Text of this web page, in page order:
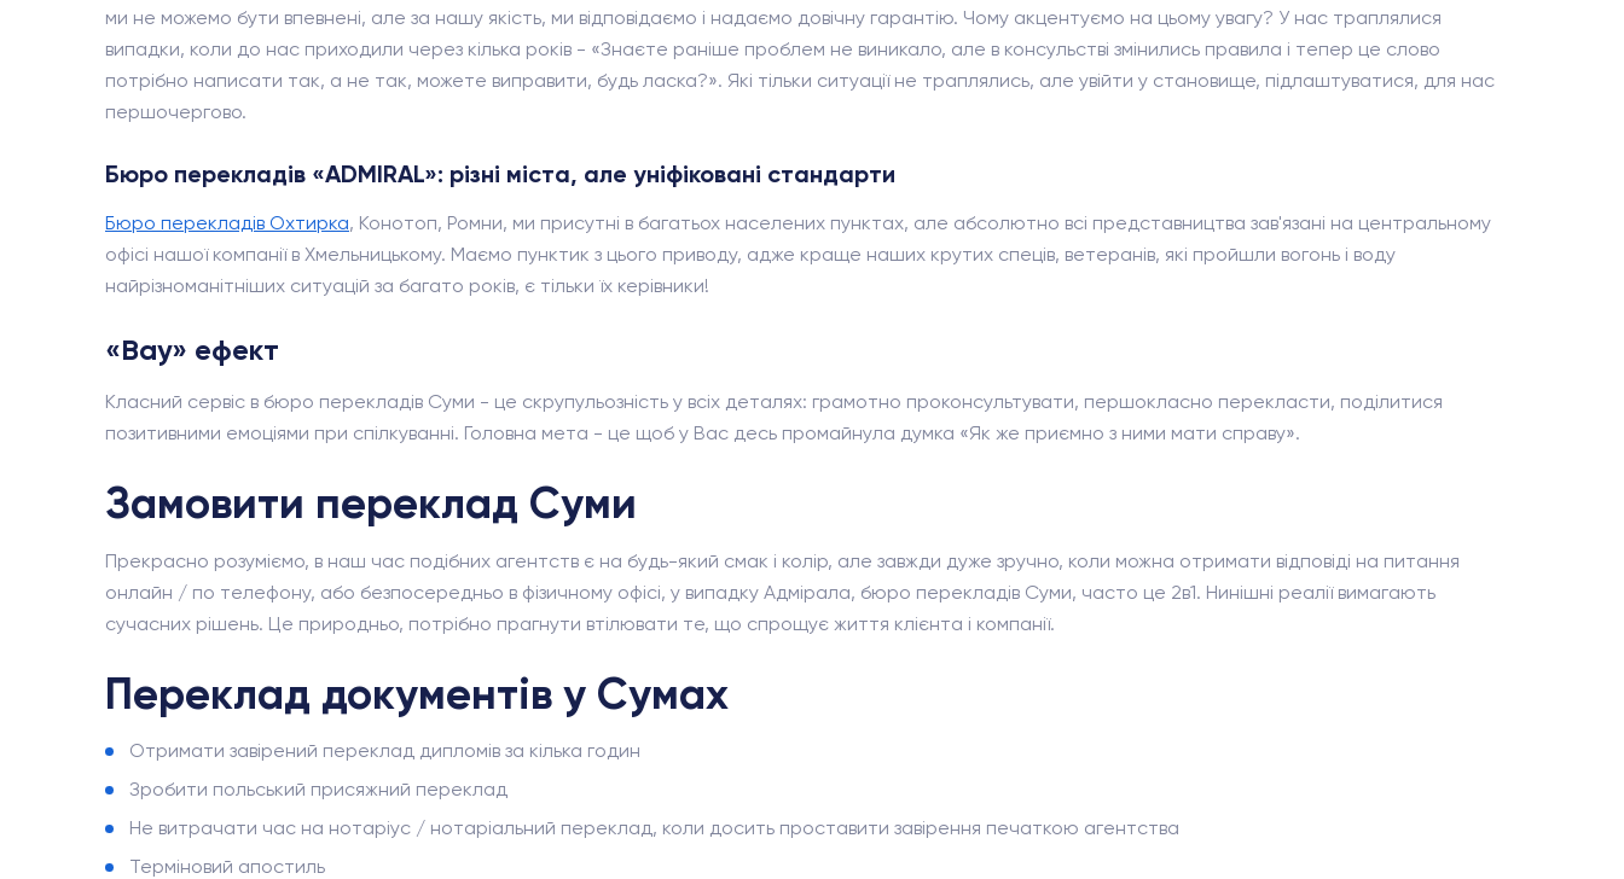
ми не можемо бути впевнені, але за нашу якість, ми відповідаємо і надаємо довічну гарантію. Чому акцентуємо на цьому увагу? У нас траплялися
випадки, коли до нас приходили через кілька років - «Знаєте раніше проблем не виникало, але в консульстві змінились правила і тепер це слово
потрібно написати так, а не так, можете виправити, будь ласка?». Які тільки ситуації не траплялись, але увійти у становище, підлаштуватися, для нас
першочергово.
Бюро перекладів «ADMIRAL»: різні міста, але уніфіковані стандарти
Бюро перекладів Охтирка, Конотоп, Ромни, ми присутні в багатьох населених пунктах, але абсолютно всі представництва зав'язані на центральному
офісі нашої компанії в Хмельницькому. Маємо пунктик з цього приводу, адже краще наших крутих спеців, ветеранів, які пройшли вогонь і воду
найрізноманітніших ситуацій за багато років, є тільки їх керівники!
«Вау» ефект
Класний сервіс в бюро перекладів Суми - це скрупульозність у всіх деталях: грамотно проконсультувати, першокласно перекласти, поділитися
позитивними емоціями при спілкуванні. Головна мета - це щоб у Вас десь промайнула думка «Як же приємно з ними мати справу».
Замовити переклад Суми
Прекрасно розуміємо, в наш час подібних агентств є на будь-який смак і колір, але завжди дуже зручно, коли можна отримати відповіді на питання
онлайн / по телефону, або безпосередньо в фізичному офісі, у випадку Адмірала, бюро перекладів Суми, часто це 2в1. Нинішні реалії вимагають
сучасних рішень. Це природньо, потрібно прагнути втілювати те, що спрощує життя клієнта і компанії.
Переклад документів у Сумах
Отримати завірений переклад дипломів за кілька годин
Зробити польський присяжний переклад
Не витрачати час на нотаріус / нотаріальний переклад, коли досить проставити завірення печаткою агентства
Терміновий апостиль